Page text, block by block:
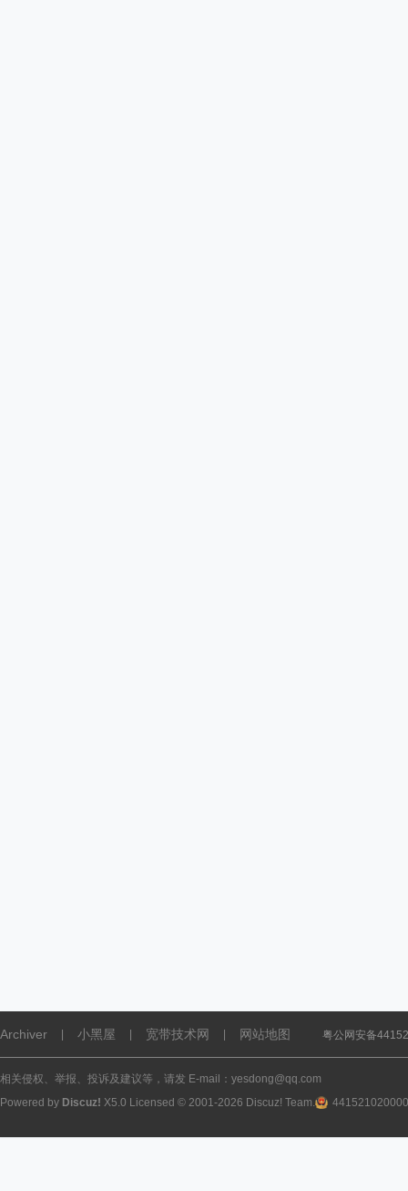
Archiver 小黑屋 宽带技术网 网站地图 粤公网安备
相关侵权、举报、投诉及建议等，请发 E-mail：yesdong@qq.com
Powered by Discuz! X5.0 Licensed © 2001-2026 Discuz! Team.